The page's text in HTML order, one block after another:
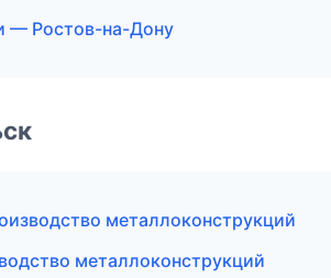
— Ростов-на-Дону
металлоконструкций
металлоконструкций